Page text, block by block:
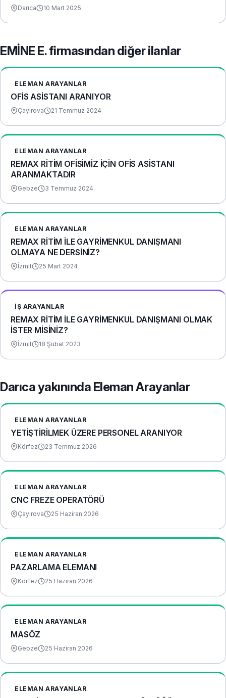
Darıca 10 Mart 2025
EMİNE E. firmasından diğer ilanlar
ELEMAN ARAYANLAR
OFİS ASİSTANI ARANIYOR
Çayırova 21 Temmuz 2024
ELEMAN ARAYANLAR
REMAX RİTİM OFİSİMİZ İÇİN OFİS ASİSTANI
ARANMAKTADIR
Gebze 3 Temmuz 2024
ELEMAN ARAYANLAR
REMAX RİTİM İLE GAYRİMENKUL DANIŞMANI
OLMAYA NE DERSİNİZ?
İzmit 25 Mart 2024
İŞ ARAYANLAR
REMAX RİTİM İLE GAYRİMENKUL DANIŞMANI OLMAK
İSTER MİSİNİZ?
İzmit 18 Şubat 2023
Darıca yakınında Eleman Arayanlar
ELEMAN ARAYANLAR
YETİŞTİRİLMEK ÜZERE PERSONEL ARANIYOR
Körfez 23 Temmuz 2026
ELEMAN ARAYANLAR
CNC FREZE OPERATÖRÜ
Çayırova 25 Haziran 2026
ELEMAN ARAYANLAR
PAZARLAMA ELEMANI
Körfez 25 Haziran 2026
ELEMAN ARAYANLAR
MASÖZ
Gebze 25 Haziran 2026
ELEMAN ARAYANLAR